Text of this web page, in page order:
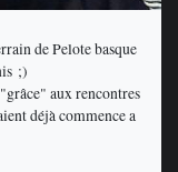
de Pelote basque
;)
aux rencontres
déjà commence a